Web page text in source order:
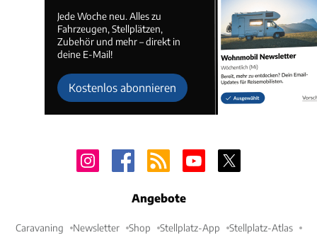
Jede Woche neu. Alles zu
Fahrzeugen, Stellplätzen,
Zubehör und mehr – direkt in
deine E-Mail!
Kostenlos abonnieren
Angebote
Caravaning Newsletter Shop Stellplatz-App Stellplatz-Atlas